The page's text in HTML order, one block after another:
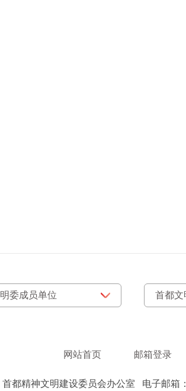
网站首页 邮箱登录
都精神文明建设委员会办公室 电子邮箱